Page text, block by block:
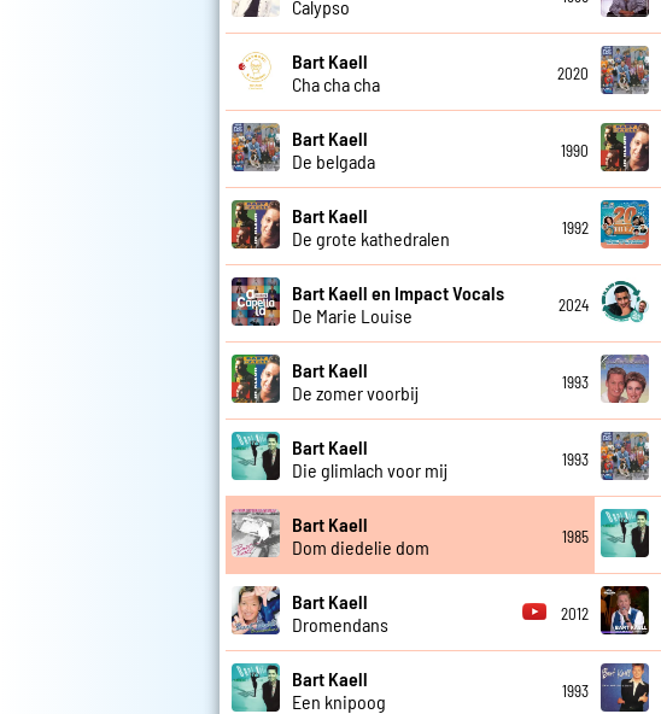
Calypso
Bart Kaell
Cha cha cha
2020
Bart Kaell
De belgada
1990
Bart Kaell
De grote kathedralen
1992
Bart Kaell en Impact Vocals
De Marie Louise
2024
Bart Kaell
De zomer voorbij
1993
Bart Kaell
Die glimlach voor mij
1993
Bart Kaell
Dom diedelie dom
1985
Bart Kaell
Dromendans
2012
Bart Kaell
Een knipoog
1993